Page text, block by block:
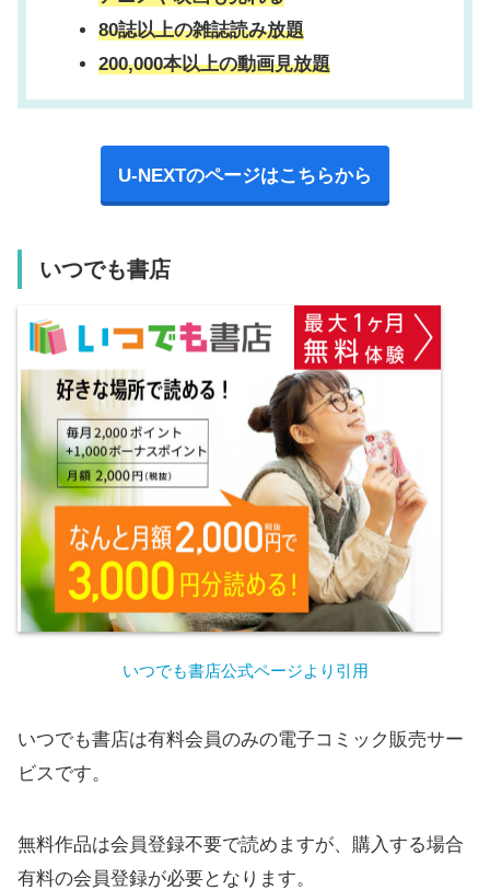
80誌以上の雑誌読み放題
200,000本以上の動画見放題
U-NEXTのページはこちらから
いつでも書店
いつでも書店公式ページより引用
いつでも書店は有料会員のみの電子コミック販売サー
ビスです。
無料作品は会員登録不要で読めますが、購入する場合
有料の会員登録が必要となります。